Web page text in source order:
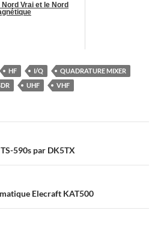
Nord Vrai et le Nord
HF I/Q
QUADRATURE MIXER
UHF VHF
590s par DK5TX
Elecraft KAT500